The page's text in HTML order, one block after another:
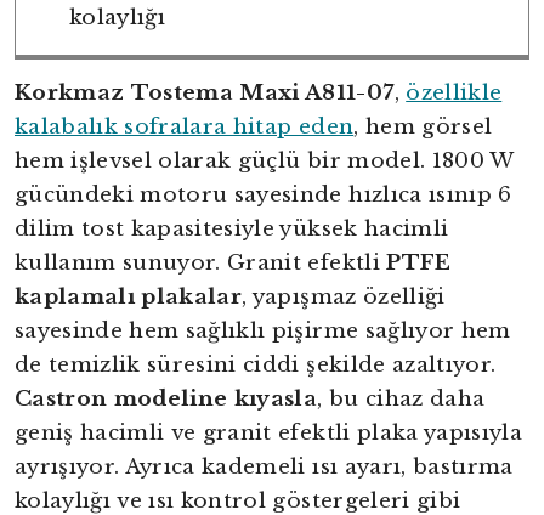
kolaylığı
Korkmaz Tostema Maxi A811-07, özellikle
kalabalık sofralara hitap eden, hem görsel
hem işlevsel olarak güçlü bir model. 1800 W
gücündeki motoru sayesinde hızlıca ısınıp 6
dilim tost kapasitesiyle yüksek hacimli
kullanım sunuyor. Granit efektliPTFE
kaplamalı plakalar, yapışmaz özelliği
sayesinde hem sağlıklı pişirme sağlıyor hem
de temizlik süresini ciddi şekilde azaltıyor.
Castron modeline kıyasla, bu cihaz daha
geniş hacimli ve granit efektli plaka yapısıyla
ayrışıyor. Ayrıca kademeli ısı ayarı, bastırma
kolaylığı ve ısı kontrol göstergeleri gibi